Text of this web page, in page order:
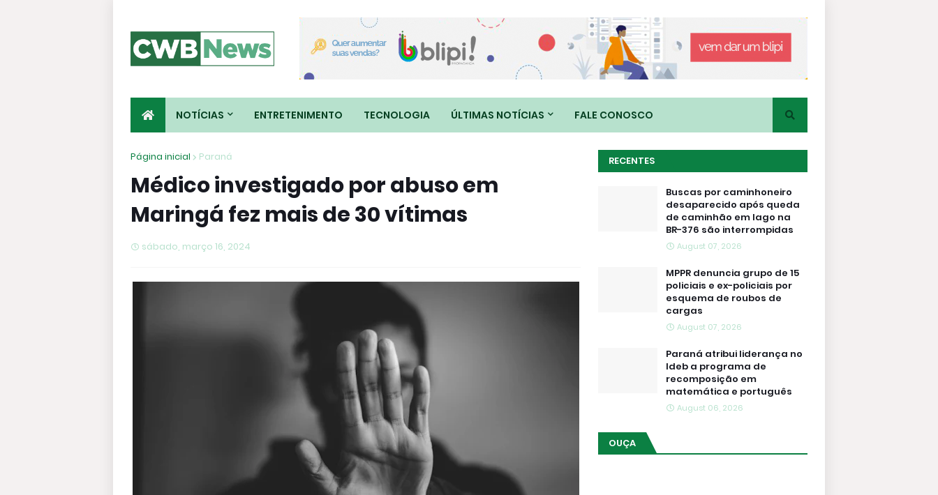
NOTÍCIAS ENTRETENIMENTO TECNOLOGIA ÚLTIMAS NOTÍCIAS FALE CONOSCO
Página inicial Paraná
Médico investigado por abuso em
Maringá fez mais de 30 vítimas
sábado, março 16, 2024
RECENTES
Buscas por caminhoneiro
desaparecido após queda
de caminhão em lago na
BR-376 são interrompidas
August 07, 2026
MPPR denuncia grupo de 15
policiais e ex-policiais por
esquema de roubos de
cargas
August 07, 2026
Paraná atribui liderança no
Ideb a programa de
recomposição em
matemática e português
August 06, 2026
OUÇA